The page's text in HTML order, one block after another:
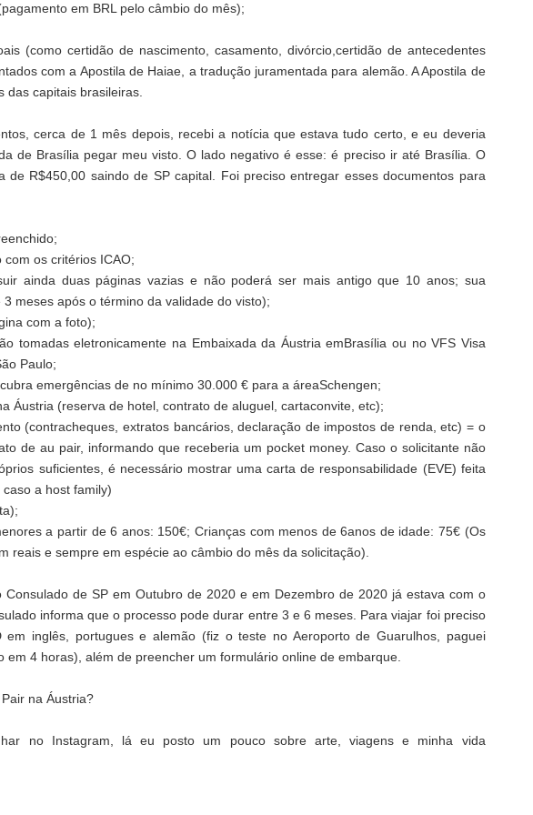
em BRL pelo câmbio do mês);
(como certidão de nascimento, casamento, divórcio,certidão de antecedentes
com a Apostila de Haiae, a tradução juramentada para alemão. A Apostila de
das capitais brasileiras.
cerca de 1 mês depois, recebi a notícia que estava tudo certo, e eu deveria
de Brasília pegar meu visto. O lado negativo é esse: é preciso ir até Brasília. O
de R$450,00 saindo de SP capital. Foi preciso entregar esses documentos para
os critérios ICAO;
ainda duas páginas vazias e não poderá ser mais antigo que 10 anos; sua
meses após o término da validade do visto);
com a foto);
tomadas eletronicamente na Embaixada da Áustria emBrasília ou no VFS Visa
Paulo;
emergências de no mínimo 30.000 € para a áreaSchengen;
Áustria (reserva de hotel, contrato de aluguel, cartaconvite, etc);
(contracheques, extratos bancários, declaração de impostos de renda, etc) = o
de au pair, informando que receberia um pocket money. Caso o solicitante não
suficientes, é necessário mostrar uma carta de responsabilidade (EVE) feita
a host family)
a partir de 6 anos: 150€; Crianças com menos de 6anos de idade: 75€ (Os
reais e sempre em espécie ao câmbio do mês da solicitação).
Consulado de SP em Outubro de 2020 e em Dezembro de 2020 já estava com o
informa que o processo pode durar entre 3 e 6 meses. Para viajar foi preciso
em inglês, portugues e alemão (fiz o teste no Aeroporto de Guarulhos, paguei
em 4 horas), além de preencher um formulário online de embarque.
na Áustria?
no Instagram, lá eu posto um pouco sobre arte, viagens e minha vida